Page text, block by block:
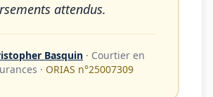
attendus.
Basquin · Courtier en
· ORIAS n°25007309